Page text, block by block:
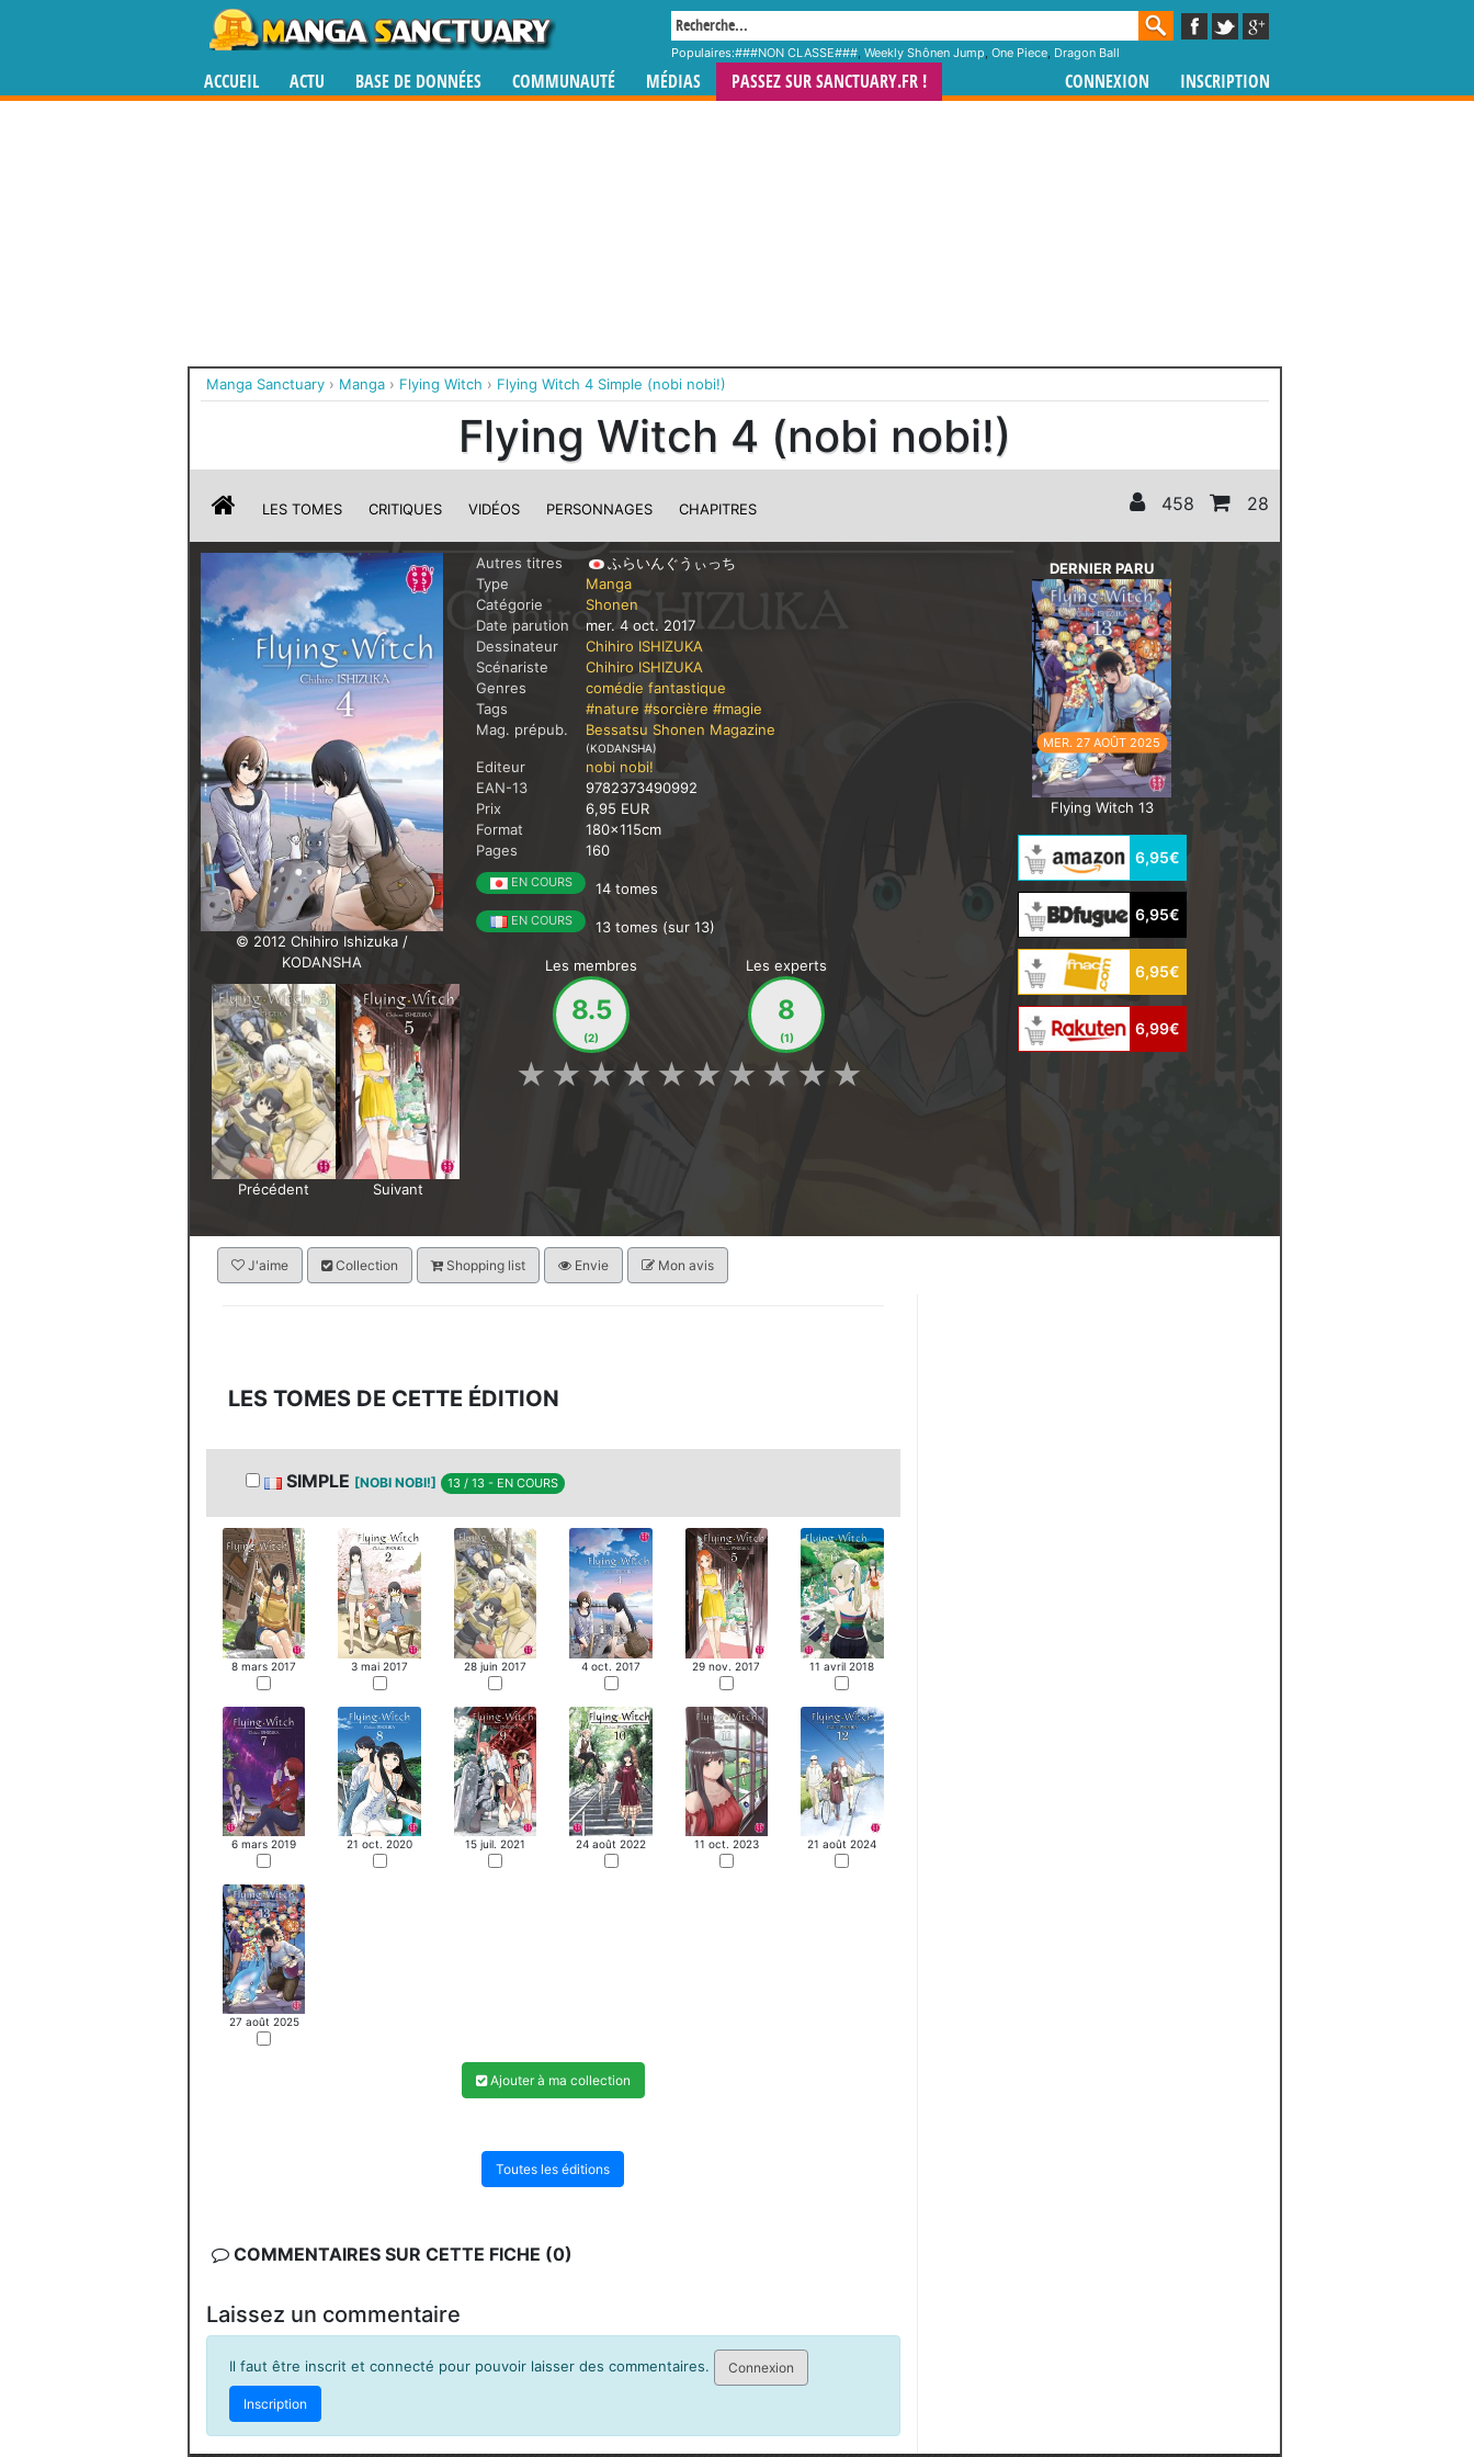
Populaires:###NON CLASSE###, Weekly Shônen Jump, One Piece, Dragon Ball
ACCUEIL ACTU BASE DE DONNÉES COMMUNAUTÉ MÉDIAS PASSEZ SUR SANCTUARY.FR ! CONNEXION INSCRIPTION
Manga Sanctuary › Manga › Flying Witch › Flying Witch 4 Simple (nobi nobi!)
Flying Witch 4 (nobi nobi!)
LES TOMES CRITIQUES VIDÉOS PERSONNAGES CHAPITRES 458 28
© 2012 Chihiro Ishizuka /
KODANSHA
Précédent Suivant
Autres titres
ふらいんぐうぃっち
Type
Manga
Catégorie
Shonen
Date parution
mer. 4 oct. 2017
Dessinateur
Chihiro ISHIZUKA
Scénariste
Chihiro ISHIZUKA
Genres
comédie fantastique
Tags
#nature #sorcière #magie
Mag. prépub.
Bessatsu Shonen Magazine
(KODANSHA)
Editeur
nobi nobi!
EAN-13
9782373490992
Prix
6,95 EUR
Format
180x115cm
Pages
160
EN COURS 14 tomes
EN COURS 13 tomes (sur 13)
Les membres
8.5
(2)
Les experts
8
(1)
★
★
★
★
★
★
★
★
★
★
DERNIER PARU
MER. 27 AOÛT 2025
Flying Witch 13
6,95€
6,95€
6,95€
6,99€
J'aime Collection Shopping list Envie Mon avis
LES TOMES DE CETTE ÉDITION
SIMPLE [NOBI NOBI!] 13 / 13 - EN COURS
8 mars 2017 3 mai 2017 28 juin 2017 4 oct. 2017 29 nov. 2017 11 avril 2018
6 mars 2019 21 oct. 2020 15 juil. 2021 24 août 2022 11 oct. 2023 21 août 2024
27 août 2025
Ajouter à ma collection
Toutes les éditions
COMMENTAIRES SUR CETTE FICHE (0)
Laissez un commentaire
Il faut être inscrit et connecté pour pouvoir laisser des commentaires. Connexion
Inscription